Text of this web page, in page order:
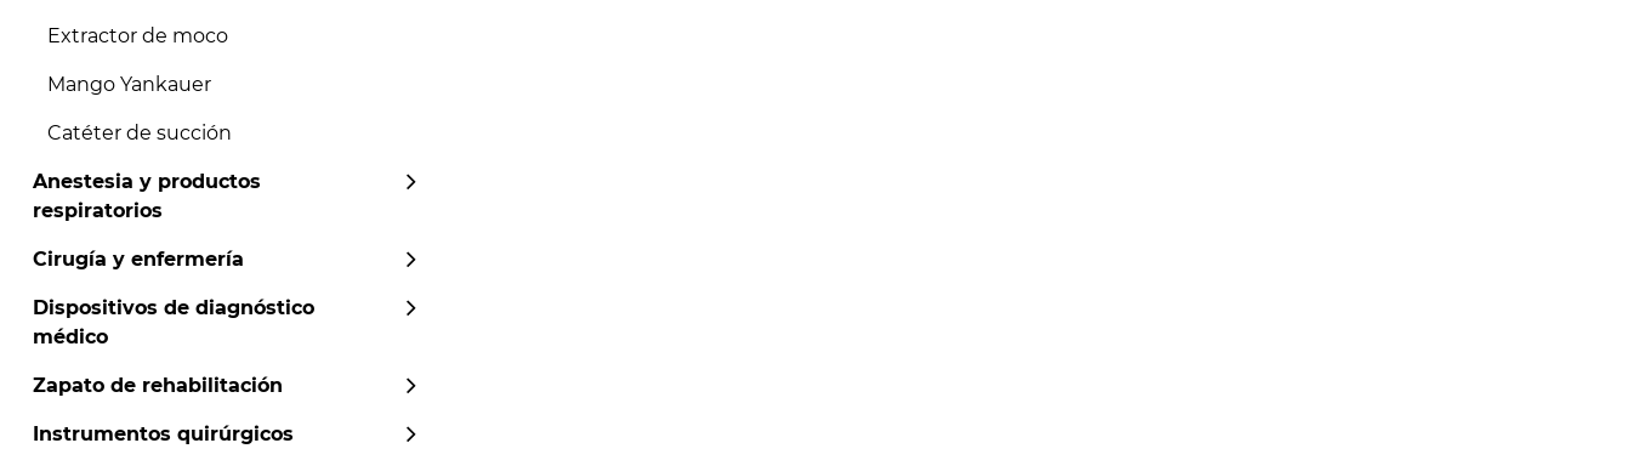
Extractor de moco
Mango Yankauer
Catéter de succión
Anestesia y productos
respiratorios
Cirugía y enfermería
Dispositivos de diagnóstico
médico
Zapato de rehabilitación
Instrumentos quirúrgicos